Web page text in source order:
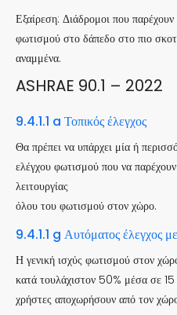
Εξαίρεση: Διάδρομοι που
φωτισμού στο δάπεδο στο πιο
αναμμένα.
ASHRAE 90.1 – 2022
9.4.1.1 a Τοπικός έλεγχος
Θα πρέπει να υπάρχει μία ή
ελέγχου φωτισμού που να
λειτουργίας
όλου του φωτισμού στον χώρο.
9.4.1.1 g Αυτόματος έλεγχος
Η γενική ισχύς φωτισμού στον
κατά τουλάχιστον 50% μέσα σε
χρήστες αποχωρήσουν από τον